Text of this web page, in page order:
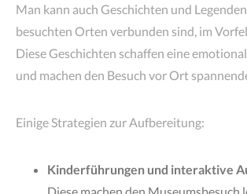
Man kann auch Geschichten und
besuchten Orten verbunden sind, im
Diese Geschichten schaffen eine
und machen den Besuch vor Ort
Einige Strategien zur Aufbereitung:
Kinderführungen und interaktive